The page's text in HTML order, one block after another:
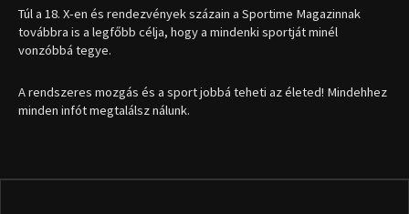
Túl a 18. X-en és rendezvények százain a Sportime Magazinnak
továbbra is a legfőbb célja, hogy a mindenki sportját minél
vonzóbbá tegye.
A rendszeres mozgás és a sport jobbá teheti az életed! Mindehhez
minden infót megtalálsz nálunk.